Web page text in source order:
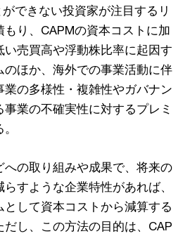
できない投資家が注⽬するリ
もり、CAPMの資本コストに加
売買⾼や浮動株⽐率に起因す
のほか、海外での事業活動に伴
業の多様性・複雑性やガバナン
業の不確実性に対するプレミ
への取り組みや成果で、将来の
すような企業特性があれば、
して資本コストから減算する
だし、この⽅法の⽬的は、CAP